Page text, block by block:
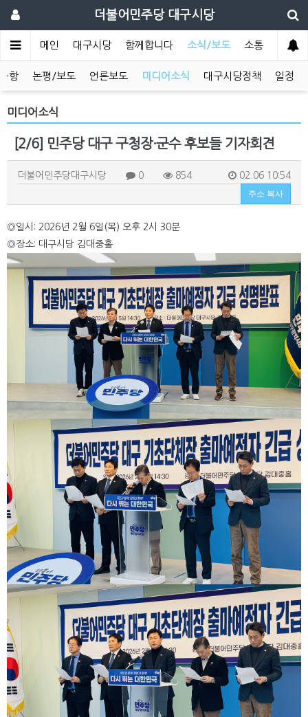
더불어민주당 대구시당
메인 대구시당 함께합니다 소식/보도 소통
항 논평/보도 언론보도 미디어소식 대구시당정책 일정
미디어소식
[2/6] 민주당 대구 구청장·군수 후보들 기자회견
더불어민주당대구시당 0 854
02.06 10:54
주소 복사
◎일시: 2026년 2월 6일(목) 오후 2시 30분
◎장소: 대구시당 김대중홀